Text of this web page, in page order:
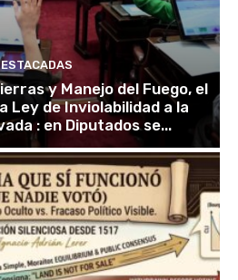
y Manejo del Fuego, el
Ley de Inviolabilidad a la
: en Diputados se...